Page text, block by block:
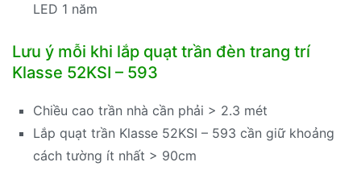
LED 1 năm
Lưu ý mỗi khi lắp quạt trần đèn trang trí
Klasse 52KSI – 593
Chiều cao trần nhà cần phải > 2.3 mét
Lắp quạt trần Klasse 52KSI – 593 cần giữ khoảng
cách tường ít nhất > 90cm